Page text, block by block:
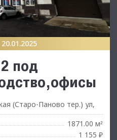
20.01.2025
под
(Старо-Паново тер.) ул,
1871.00 м²
1 155 ₽